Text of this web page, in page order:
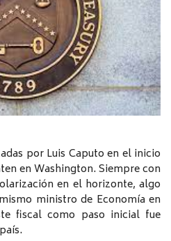
por Luis Caputo en el inicio
en Washington. Siempre con
en el horizonte, algo
ministro de Economía en
fiscal como paso inicial fue